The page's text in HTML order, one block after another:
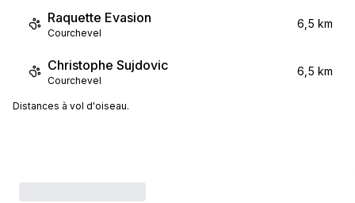
Raquette Evasion
Courchevel
6,5 km
Christophe Sujdovic
Courchevel
6,5 km
Distances à vol d'oiseau.